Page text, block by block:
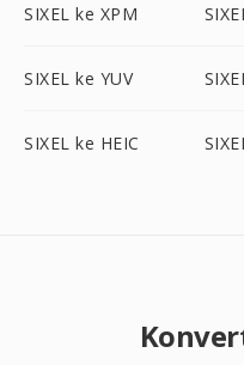
SIXEL ke XPM
SIXEL ke YUV
SIXEL ke HEIC